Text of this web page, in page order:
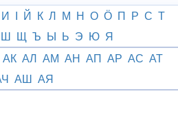
И І Й К Л М Н О Ӧ П Р С Т
Ш Щ Ъ Ы Ь Э Ю Я
АК АЛ АМ АН АП АР АС АТ
АШ АЯ